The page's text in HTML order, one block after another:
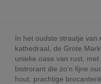
In het oudste straatje van
kathedraal, de Grote
unieke oase van rust,
bistrorant die zo'n fijne
hout, prachtige